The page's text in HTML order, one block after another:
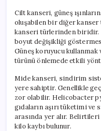
Cilt kanseri, güneş
oluşabilen bir diğer
kanseri türlerinden biridir.
boyut değişikliği
Güneş koruyucu
türünü önlemede etkili
Mide kanseri, sindirim
yere sahiptir. Genellikle
zor olabilir. Helicobacter
gıdaların aşırı tüketimi
arasında yer alır. Belirtileri
kilo kaybı bulunur.